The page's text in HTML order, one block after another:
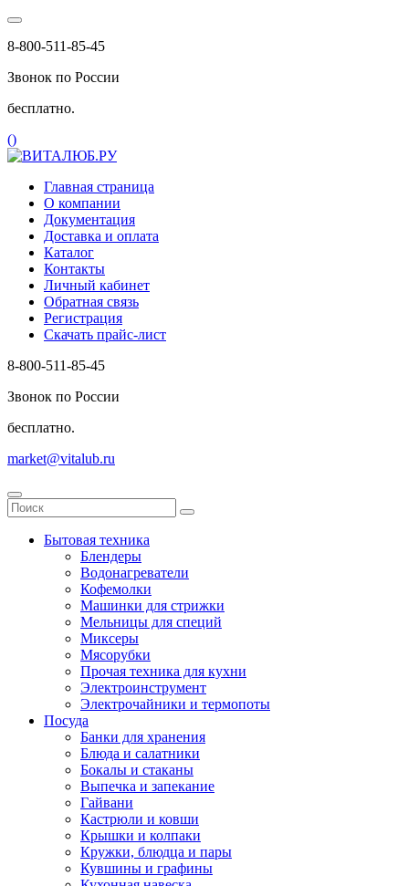
8-800-511-85-45
Звонок по России
бесплатно.
()
Главная страница
О компании
Документация
Доставка и оплата
Каталог
Контакты
Личный кабинет
Обратная связь
Регистрация
Скачать прайс-лист
8-800-511-85-45
Звонок по России
бесплатно.
market@vitalub.ru
Бытовая техника
Блендеры
Водонагреватели
Кофемолки
Машинки для стрижки
Мельницы для специй
Миксеры
Мясорубки
Прочая техника для кухни
Электроинструмент
Электрочайники и термопоты
Посуда
Банки для хранения
Блюда и салатники
Бокалы и стаканы
Выпечка и запекание
Гайвани
Кастрюли и ковши
Крышки и колпаки
Кружки, блюдца и пары
Кувшины и графины